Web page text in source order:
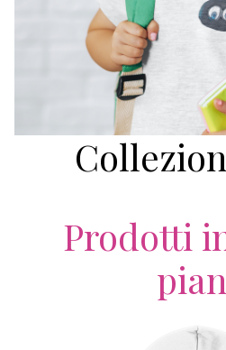
Prodotti